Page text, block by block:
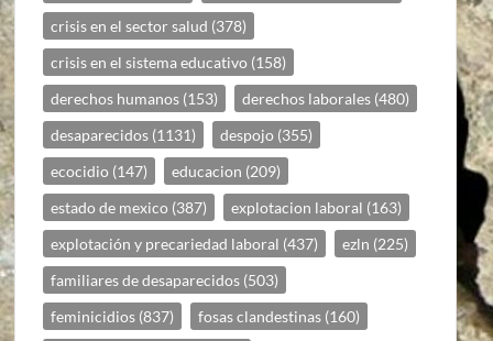
crisis en el sector salud (378)
crisis en el sistema educativo (158)
derechos humanos (153) derechos laborales (480)
desaparecidos (1131) despojo (355)
ecocidio (147) educacion (209)
estado de mexico (387) explotacion laboral (163)
explotación y precariedad laboral (437) ezln (225)
familiares de desaparecidos (503)
feminicidios (837) fosas clandestinas (160)